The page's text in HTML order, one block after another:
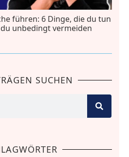
führen: 6 Dinge, die du tun
unbedingt vermeiden
SUCHEN